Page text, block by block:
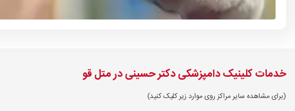
خدمات کلینیک دامپزشکی دکتر حسینی در متل قو
(برای مشاهده سایر مراکز روی موارد زیر کلیک کنید)